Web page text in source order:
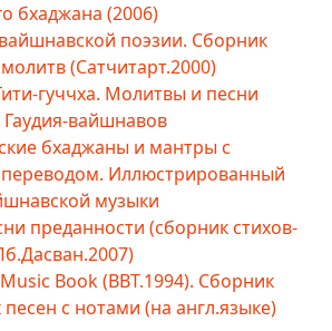
бхаджана (2006)
поэзии. Сборник
(Сатчитарт.2000)
гуччха. Молитвы и песни
вайшнавов
бхаджаны и мантры с
Иллюстрированный
музыки
преданности (сборник стихов-
Book (BBT.1994). Сборник
с нотами (на англ.языке)